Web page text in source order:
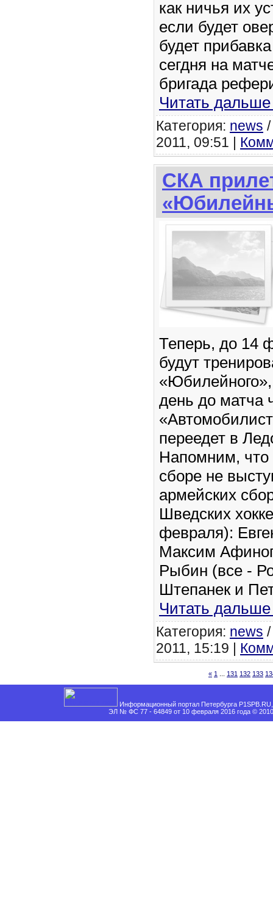
как ничья их
если будет
будет
сегдня на
бригада
Читать
Категория: news
2011, 09:51 |
СКА
Теперь, до 14
будут
день до матча
переедет в
Напомним, что
сборе не
армейских
Шведских
февраля):
Максим
Рыбин (все -
Штепанек и
Читать
Категория: news
2011, 15:19 |
« 1 131 132 133
Информационный портал Петербурга
ЭЛ № ФС 77 - 64849 от 10 февраля 2016 года ©